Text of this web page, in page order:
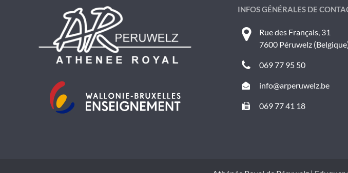
INFOS GÉNÉRALES DE
Rue des Français, 31
7600 Péruwelz
069 77 95 50
info@arperuwelz.be
069 77 41 18